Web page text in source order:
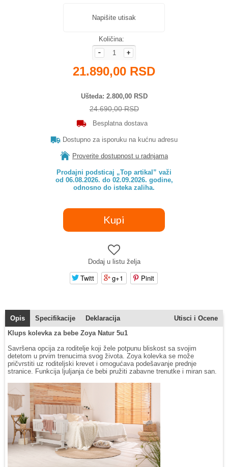
Napišite utisak
Količina:
21.890,00 RSD
Ušteda 2.800,00 RSD
24.690,00 RSD
Besplatna dostava
Dostupno za isporuku na kućnu adresu
Proverite dostupnost u radnjama
Prodajni podsticaj „Top artikal” važi
od 06.08.2026. do 02.09.2026. godine,
odnosno do isteka zaliha.
Dodaj u listu želja
Twitt g+1 Pinit
Opis Specifikacije Deklaracija
Utisci i Ocene
Klups kolevka za bebe Zoya Natur 5u1
Savršena opcija za roditelje koji žele potpunu bliskost sa svojim
detetom u prvim trenucima svog života. Zoya kolevka se može
pričvrstiti uz roditeljski krevet i omogućava podešavanje prednje
stranice. Funkcija ljuljanja će bebi pružiti zabavne trenutke i miran san.